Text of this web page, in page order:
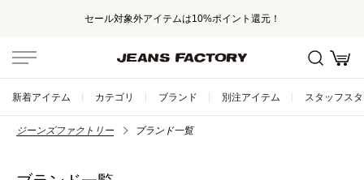
セール対象外アイテムは10%ポイント還元！
新着アイテム カテゴリ ブランド 別注アイテム スタッフス
ジーンズファクトリー ブランド一覧